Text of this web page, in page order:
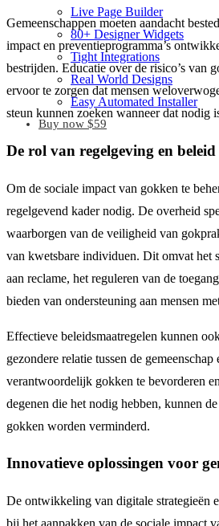
Live Page Builder
80+ Designer Widgets
Tight Integrations
Real World Designs
Easy Automated Installer
Buy now $59
Gemeenschappen moeten aandacht
impact en preventieprogramma’s
bestrijden. Educatie over de risico’s van
ervoor te zorgen dat mensen
steun kunnen zoeken wanneer dat nodig
De rol van regelgeving en beleid
Om de sociale impact van gokken te
regelgevend kader nodig. De overheid
waarborgen van de veiligheid van
van kwetsbare individuen. Dit omvat het
aan reclame, het reguleren van de
bieden van ondersteuning aan mensen
Effectieve beleidsmaatregelen kunnen
gezondere relatie tussen de
verantwoordelijk gokken te bevorderen
degenen die het nodig hebben, kunnen
gokken worden verminderd.
Innovatieve oplossingen voor
De ontwikkeling van digitale strategieën
bij het aanpakken van de sociale impact